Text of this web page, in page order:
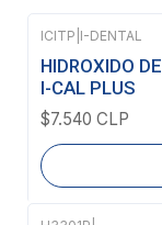
Agotado
ICITP I-DENTAL
HIDROXIDO
I-CAL PLUS
$7.540 CLP